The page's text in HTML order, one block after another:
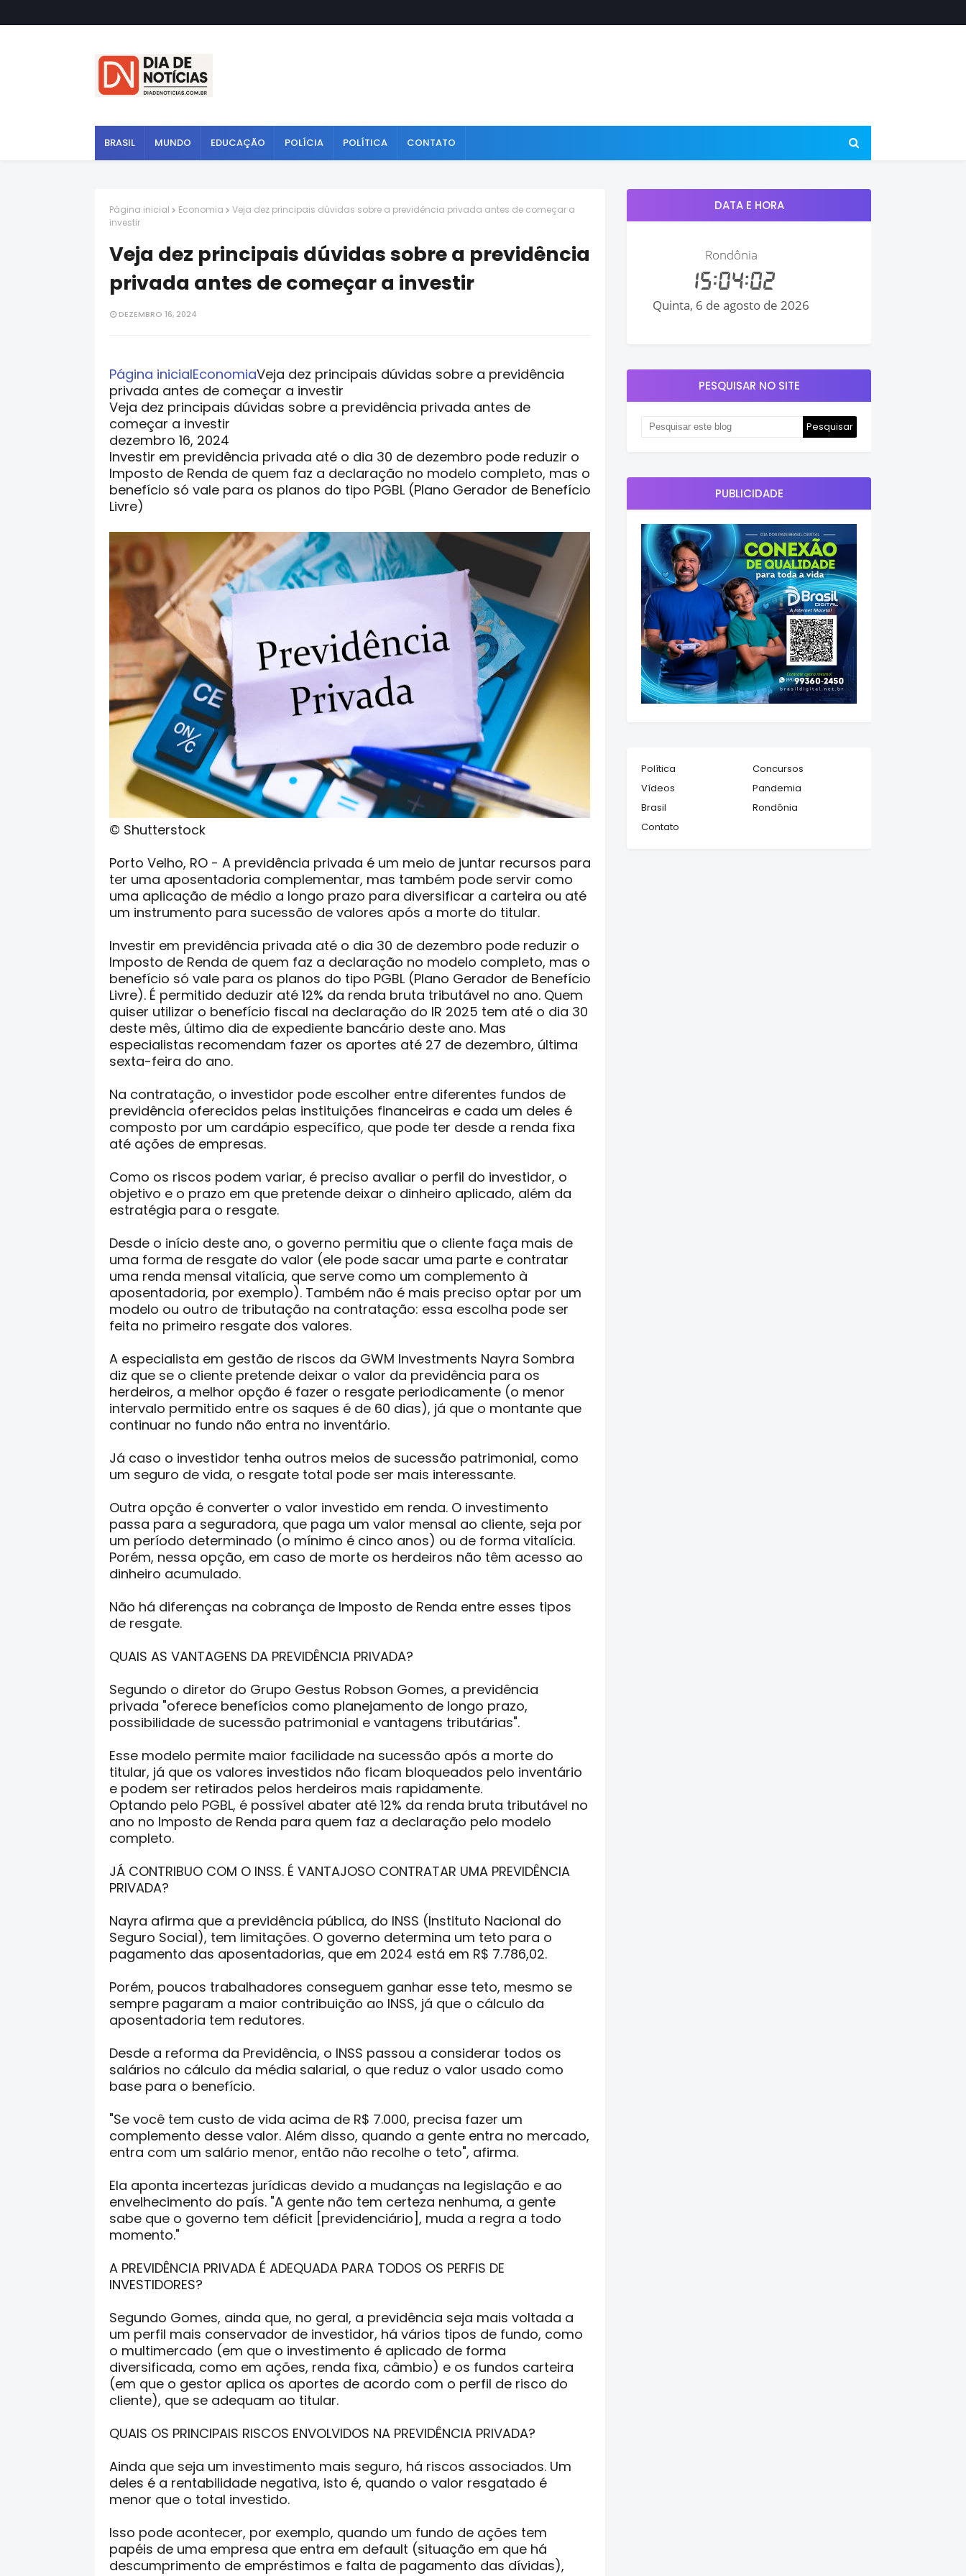
BRASIL MUNDO EDUCAÇÃO POLÍCIA POLÍTICA CONTATO
Página inicial Economia
Veja dez principais dúvidas sobre a previdência privada antes de começar a
investir
Veja dez principais dúvidas sobre a previdência
privada antes de começar a investir
DEZEMBRO 16, 2024
Página inicialEconomiaVeja dez principais dúvidas sobre a previdência
privada antes de começar a investir
Veja dez principais dúvidas sobre a previdência privada antes de
começar a investir
dezembro 16, 2024
Investir em previdência privada até o dia 30 de dezembro pode reduzir o
Imposto de Renda de quem faz a declaração no modelo completo, mas o
benefício só vale para os planos do tipo PGBL (Plano Gerador de Benefício
Livre)
© Shutterstock
Porto Velho, RO - A previdência privada é um meio de juntar recursos para
ter uma aposentadoria complementar, mas também pode servir como
uma aplicação de médio a longo prazo para diversificar a carteira ou até
um instrumento para sucessão de valores após a morte do titular.
Investir em previdência privada até o dia 30 de dezembro pode reduzir o
Imposto de Renda de quem faz a declaração no modelo completo, mas o
benefício só vale para os planos do tipo PGBL (Plano Gerador de Benefício
Livre). É permitido deduzir até 12% da renda bruta tributável no ano. Quem
quiser utilizar o benefício fiscal na declaração do IR 2025 tem até o dia 30
deste mês, último dia de expediente bancário deste ano. Mas
especialistas recomendam fazer os aportes até 27 de dezembro, última
sexta-feira do ano.
Na contratação, o investidor pode escolher entre diferentes fundos de
previdência oferecidos pelas instituições financeiras e cada um deles é
composto por um cardápio específico, que pode ter desde a renda fixa
até ações de empresas.
Como os riscos podem variar, é preciso avaliar o perfil do investidor, o
objetivo e o prazo em que pretende deixar o dinheiro aplicado, além da
estratégia para o resgate.
Desde o início deste ano, o governo permitiu que o cliente faça mais de
uma forma de resgate do valor (ele pode sacar uma parte e contratar
uma renda mensal vitalícia, que serve como um complemento à
aposentadoria, por exemplo). Também não é mais preciso optar por um
modelo ou outro de tributação na contratação: essa escolha pode ser
feita no primeiro resgate dos valores.
A especialista em gestão de riscos da GWM Investments Nayra Sombra
diz que se o cliente pretende deixar o valor da previdência para os
herdeiros, a melhor opção é fazer o resgate periodicamente (o menor
intervalo permitido entre os saques é de 60 dias), já que o montante que
continuar no fundo não entra no inventário.
Já caso o investidor tenha outros meios de sucessão patrimonial, como
um seguro de vida, o resgate total pode ser mais interessante.
Outra opção é converter o valor investido em renda. O investimento
passa para a seguradora, que paga um valor mensal ao cliente, seja por
um período determinado (o mínimo é cinco anos) ou de forma vitalícia.
Porém, nessa opção, em caso de morte os herdeiros não têm acesso ao
dinheiro acumulado.
Não há diferenças na cobrança de Imposto de Renda entre esses tipos
de resgate.
QUAIS AS VANTAGENS DA PREVIDÊNCIA PRIVADA?
Segundo o diretor do Grupo Gestus Robson Gomes, a previdência
privada "oferece benefícios como planejamento de longo prazo,
possibilidade de sucessão patrimonial e vantagens tributárias".
Esse modelo permite maior facilidade na sucessão após a morte do
titular, já que os valores investidos não ficam bloqueados pelo inventário
e podem ser retirados pelos herdeiros mais rapidamente.
Optando pelo PGBL, é possível abater até 12% da renda bruta tributável no
ano no Imposto de Renda para quem faz a declaração pelo modelo
completo.
JÁ CONTRIBUO COM O INSS. É VANTAJOSO CONTRATAR UMA PREVIDÊNCIA
PRIVADA?
Nayra afirma que a previdência pública, do INSS (Instituto Nacional do
Seguro Social), tem limitações. O governo determina um teto para o
pagamento das aposentadorias, que em 2024 está em R$ 7.786,02.
Porém, poucos trabalhadores conseguem ganhar esse teto, mesmo se
sempre pagaram a maior contribuição ao INSS, já que o cálculo da
aposentadoria tem redutores.
Desde a reforma da Previdência, o INSS passou a considerar todos os
salários no cálculo da média salarial, o que reduz o valor usado como
base para o benefício.
"Se você tem custo de vida acima de R$ 7.000, precisa fazer um
complemento desse valor. Além disso, quando a gente entra no mercado,
entra com um salário menor, então não recolhe o teto", afirma.
Ela aponta incertezas jurídicas devido a mudanças na legislação e ao
envelhecimento do país. "A gente não tem certeza nenhuma, a gente
sabe que o governo tem déficit [previdenciário], muda a regra a todo
momento."
A PREVIDÊNCIA PRIVADA É ADEQUADA PARA TODOS OS PERFIS DE
INVESTIDORES?
Segundo Gomes, ainda que, no geral, a previdência seja mais voltada a
um perfil mais conservador de investidor, há vários tipos de fundo, como
o multimercado (em que o investimento é aplicado de forma
diversificada, como em ações, renda fixa, câmbio) e os fundos carteira
(em que o gestor aplica os aportes de acordo com o perfil de risco do
cliente), que se adequam ao titular.
QUAIS OS PRINCIPAIS RISCOS ENVOLVIDOS NA PREVIDÊNCIA PRIVADA?
Ainda que seja um investimento mais seguro, há riscos associados. Um
deles é a rentabilidade negativa, isto é, quando o valor resgatado é
menor que o total investido.
Isso pode acontecer, por exemplo, quando um fundo de ações tem
papéis de uma empresa que entra em default (situação em que há
descumprimento de empréstimos e falta de pagamento das dívidas),
DATA E HORA
PESQUISAR NO SITE
PUBLICIDADE
Política
Concursos
Vídeos
Pandemia
Brasil
Rondônia
Contato